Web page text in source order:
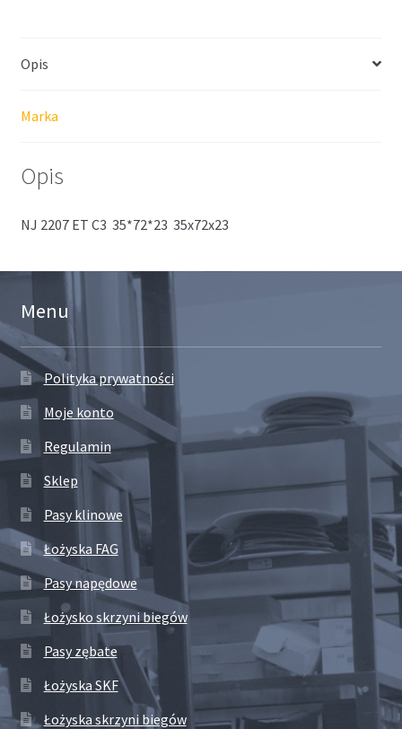
Opis
Marka
Opis
NJ 2207 ET C3 35*72*23 35x72x23
Menu
Polityka prywatności
Moje konto
Regulamin
Sklep
Pasy klinowe
Łożyska FAG
Pasy napędowe
Łożysko skrzyni biegów
Pasy zębate
Łożyska SKF
Łożyska skrzyni biegów